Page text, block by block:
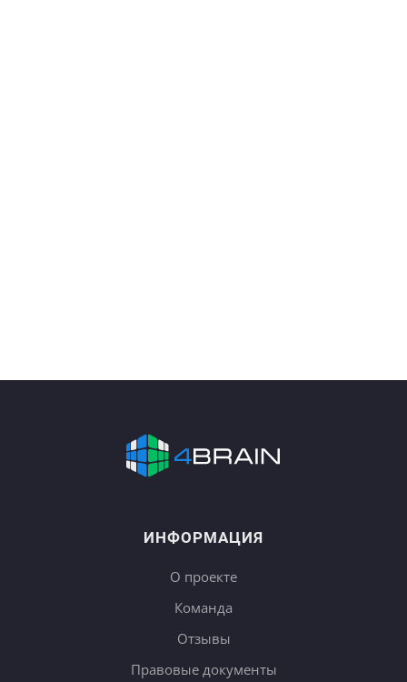
ИНФОРМАЦИЯ
О проекте
Команда
Отзывы
Правовые документы